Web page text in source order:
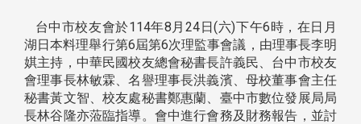
台中市校友會於114年8月24日(六)下午6時，在日月
湖日本料理舉行第6屆第6次理監事會議，由理事長李明
娸主持，中華民國校友總會秘書長許義民、台中市校友
會理事長林敏霖、名譽理事長洪義濱、母校董事會主任
秘書黃文智、校友處秘書鄭惠蘭、臺中市數位發展局局
長林谷隆亦蒞臨指導。會中進行會務及財務報告，並討